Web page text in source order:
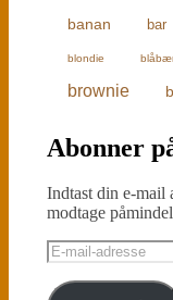
banan bar
blondie
brownie
Abonner
Indtast din e-mail
modtage
E-
mail-
adresse